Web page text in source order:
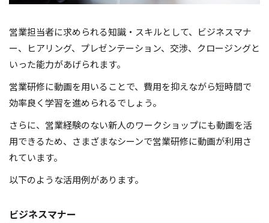
営業担当者に求められる知識・スキルとして、ビジネスマナ
ー、ヒアリング、プレゼンテーション、交渉、クロージングと
いった能力があげられます。
営業研修に動画を用いることで、費用を抑えながら短時間で
効率良く学習を進められるでしょう。
さらに、営業経験のない新人のワークショップにも動画を活
用できるため、さまざまなシーンで営業研修に動画が利用さ
れています。
以下のような活用例があります。
ビジネスマナー